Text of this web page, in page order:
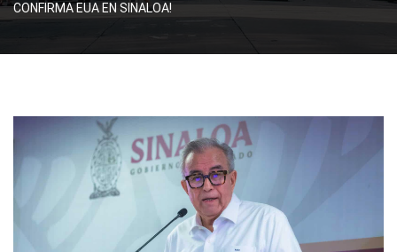
CONFIRMA EUA EN SINALOA!